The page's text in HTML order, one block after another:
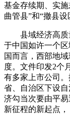
基金存续期、实
曲管县”和“撤县设
县域经济高质
于中国如许一个
国而言，西部地
度。文件印发2个
有多家上市公司。
省、自治区下设
济勾当次要由平
新征程的新起点，